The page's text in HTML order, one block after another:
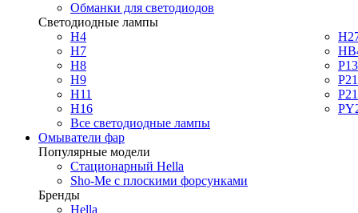
Обманки для светодиодов
Светодиодные лампы
H4
H7
H8
H9
H11
H16
Все светодиодные лампы
Омыватели фар
Популярные модели
Стационарный Hella
Sho-Me с плоскими форсунками
Бренды
Hella